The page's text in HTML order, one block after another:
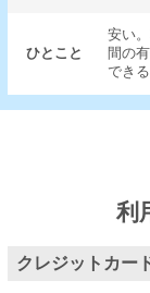
ひとこと
安い
間の
できる
利
クレジットカー